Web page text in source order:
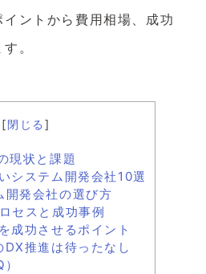
ントから費用相場、成功
。
[閉じる ]
現状と課題
システム開発会社10選
開発会社の選び方
セスと成功事例
成功させるポイント
DX推進は待ったなし